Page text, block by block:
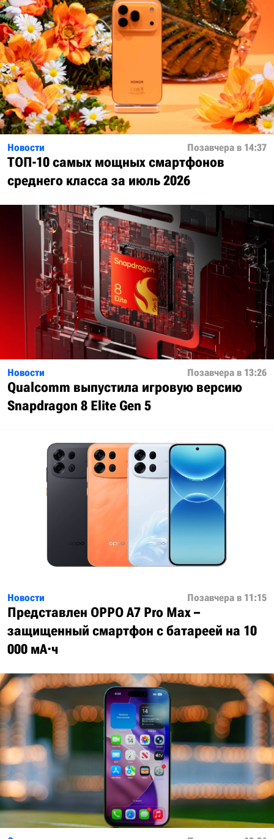
Новости Позавчера в 14:37
ТОП-10 самых мощных смартфонов
среднего класса за июль 2026
Новости Позавчера в 13:26
Qualcomm выпустила игровую версию
Snapdragon 8 Elite Gen 5
Новости Позавчера в 11:15
Представлен OPPO A7 Pro Max –
защищенный смартфон с батареей на 10
000 мА·ч